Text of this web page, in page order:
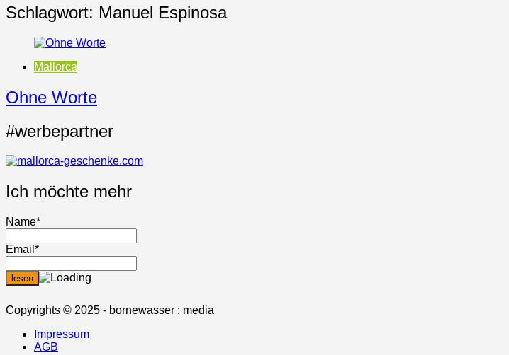
Schlagwort: Manuel Espinosa
Mallorca
Ohne Worte
#werbepartner
Ich möchte mehr
Name*
Email*
Copyrights © 2025 - bornewasser : media
Impressum
AGB